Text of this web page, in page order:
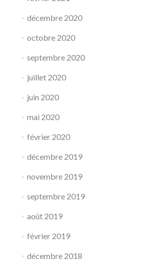
décembre 2020
octobre 2020
septembre 2020
juillet 2020
juin 2020
mai 2020
février 2020
décembre 2019
novembre 2019
septembre 2019
août 2019
février 2019
décembre 2018